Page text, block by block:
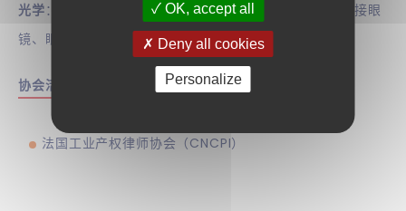
光学：斜视光学矫正、镜片制造、主动或被动滤光器、连接眼
镜、眼科检查设备。
协会活动
法国工业产权律师协会（CNCPI）
OK, accept all
Deny all cookies
Personalize